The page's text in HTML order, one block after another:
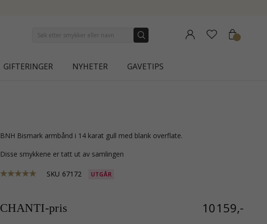
GIFTERINGER NYHETER GAVETIPS
BNH Bismark armbånd i 14 karat gull med blank overflate.
Disse smykkene er tatt ut av samlingen
SKU 67172 UTGÅR
CHANTI-pris 10159,-